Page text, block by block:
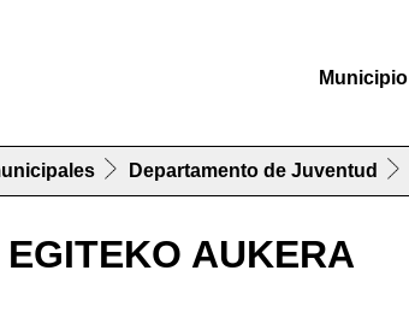
Municipio
Departamento de Juventud
AUKERA